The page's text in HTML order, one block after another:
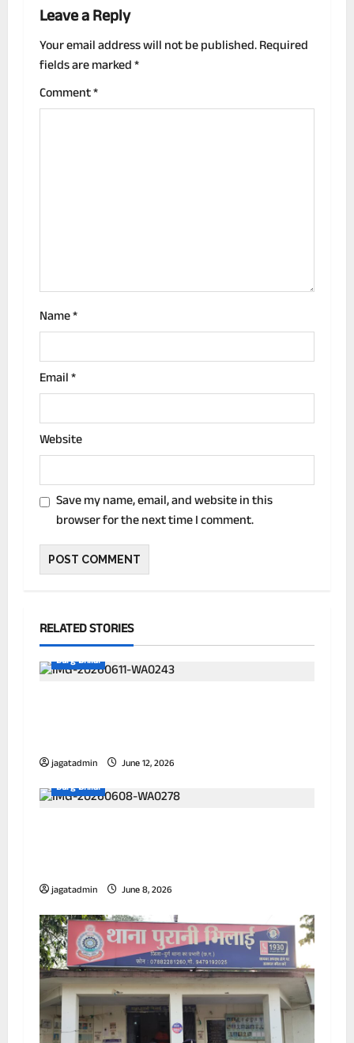
n
a
v
i
o
n
Leave a Reply
Your email address will not be published.Required
fields are marked*
Comment*
Name*
Email*
Website
Save my name, email, and website in this
browser for the next time I comment.
RELATED STORIES
Durg Bhilai
jagatadmin
June 12, 2026
Durg Bhilai
jagatadmin June 8, 2026